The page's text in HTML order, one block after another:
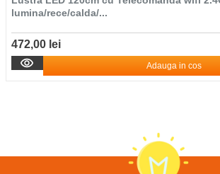
lumina/rece/calda/...
472,00 lei
Adauga in cos